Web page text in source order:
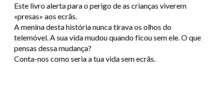
Este livro alerta para o perigo de as crianças viverem
«presas» aos ecrãs.
A menina desta história nunca tirava os olhos do
telemóvel. A sua vida mudou quando ficou sem ele. O que
pensas dessa mudança?
Conta-nos como seria a tua vida sem ecrãs.